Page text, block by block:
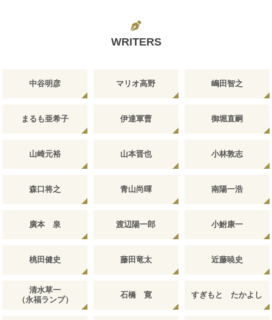
WRITERS
中谷明彦 マリオ高野 嶋田智之
まるも亜希子 伊達軍曹 御堀直嗣
山崎元裕 山本晋也 小林敦志
森口将之 青山尚暉 南陽一浩
廣本 泉 渡辺陽一郎 小鮒康一
桃田健史 藤田竜太 近藤暁史
清水草一
（永福ランプ）
石橋 寛 すぎもと たかよし